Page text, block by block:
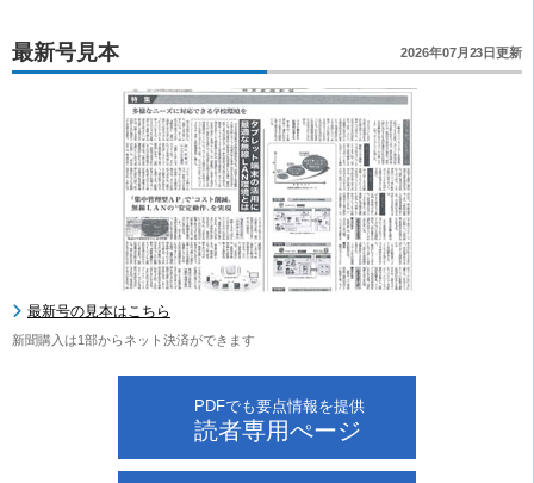
最新号見本 2026年07月23日更新
最新号の見本はこちら
新聞購入は1部からネット決済ができます
PDFでも要点情報を提供
読者専用ぺージ